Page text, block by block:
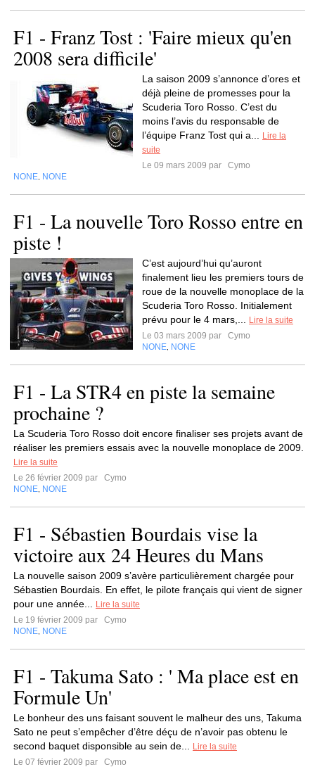
F1 - Franz Tost : 'Faire mieux qu'en
2008 sera difficile'
La saison 2009 s’annonce d’ores et
déjà pleine de promesses pour la
Scuderia Toro Rosso. C’est du
moins l’avis du responsable de
l’équipe Franz Tost qui a...
Lire la
suite
Le 09 mars 2009 par
Cymo
NONE NONE
F1 - La nouvelle Toro Rosso entre en
piste !
C’est aujourd’hui qu’auront
finalement lieu les premiers tours de
roue de la nouvelle monoplace de la
Scuderia Toro Rosso. Initialement
prévu pour le 4 mars,...
Lire la suite
Le 03 mars 2009 par
Cymo
NONE NONE
F1 - La STR4 en piste la semaine
prochaine ?
La Scuderia Toro Rosso doit encore finaliser ses projets avant de
réaliser les premiers essais avec la nouvelle monoplace de 2009.
Lire la suite
Le 26 février 2009 par
Cymo
NONE NONE
F1 - Sébastien Bourdais vise la
victoire aux 24 Heures du Mans
La nouvelle saison 2009 s’avère particulièrement chargée pour
Sébastien Bourdais. En effet, le pilote français qui vient de signer
pour une année...
Lire la suite
Le 19 février 2009 par
Cymo
NONE NONE
F1 - Takuma Sato : ' Ma place est en
Formule Un'
Le bonheur des uns faisant souvent le malheur des uns, Takuma
Sato ne peut s’empêcher d’être déçu de n’avoir pas obtenu le
second baquet disponsible au sein de...
Lire la suite
Le 07 février 2009 par
Cymo